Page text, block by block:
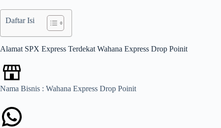
Daftar Isi
Alamat SPX Express Terdekat Wahana Express Drop Poinit
Nama Bisnis : Wahana Express Drop Poinit